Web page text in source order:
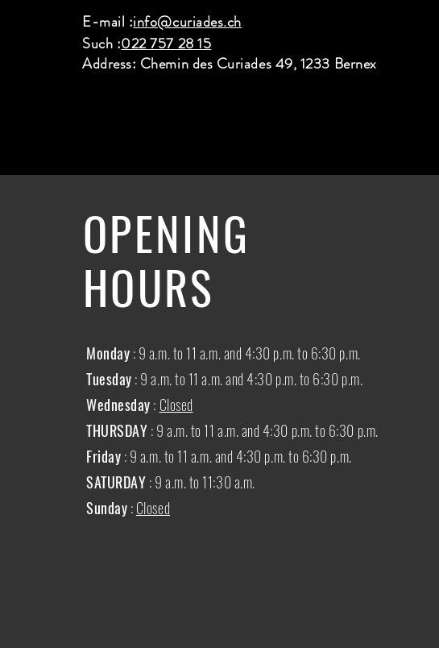
E-mail :info@curiades.ch
Such :022 757 28 15
Address: Chemin des Curiades 49, 1233 Bernex
OPENING
HOURS
Monday: 9 a.m. to 11 a.m. and 4:30 p.m. to 6:30 p.m.
Tuesday: 9 a.m. to 11 a.m. and 4:30 p.m. to 6:30 p.m.
Wednesday: Closed
THURSDAY:9 a.m. to 11 a.m. and 4:30 p.m. to 6:30 p.m.
Friday: 9 a.m. to 11 a.m. and 4:30 p.m. to 6:30 p.m.
SATURDAY: 9 a.m. to 11:30 a.m.
Sunday:Closed